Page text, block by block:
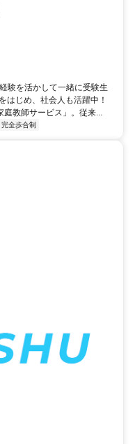
験を活かして一緒に受験生
じめ、社会人も活躍中！
教師サービス」。従来...
完全歩合制